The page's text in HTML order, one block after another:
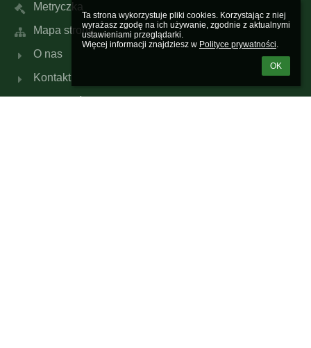
Ta strona wykorzystuje pliki cookies. Korzystając z niej
wyrażasz zgodę na ich używanie, zgodnie z aktualnymi
ustawieniami przeglądarki.
Więcej informacji znajdziesz w Polityce prywatności.
OK
Metryczka
Mapa strony
O nas
Kontakt